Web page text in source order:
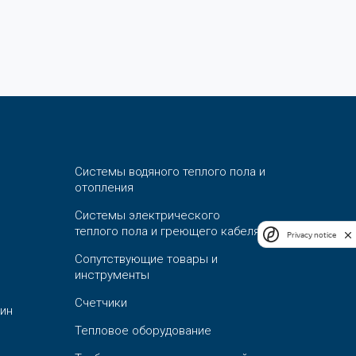
Системы водяного теплого пола и
отопления
Системы электрического
теплого пола и греющего кабеля
Сопутствующие товары и
инструменты
Счетчики
Тепловое оборудование
Privacy notice